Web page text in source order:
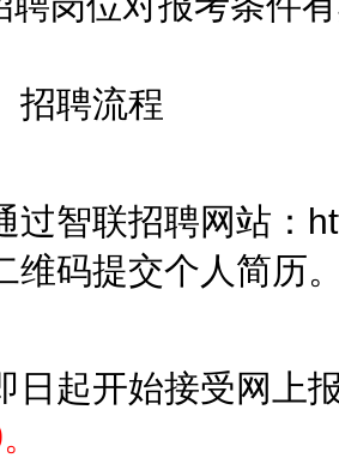
聘流程
智联招聘网站：
维码提交个人简历
起开始接受网上